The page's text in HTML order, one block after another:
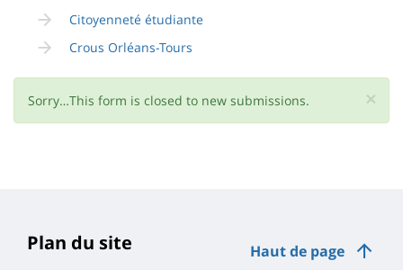
Citoyenneté étudiante
Crous Orléans-Tours
×
Message
d'état
Sorry…This form is closed to new submissions.
Haut de page
Plan du site